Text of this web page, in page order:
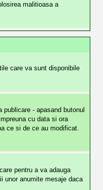
malitioasa a
care va sunt disponibile
- apasand butonul
cu data si ora
ce si de ce au modificat.
pentru a va adauga
unor anumite mesaje daca